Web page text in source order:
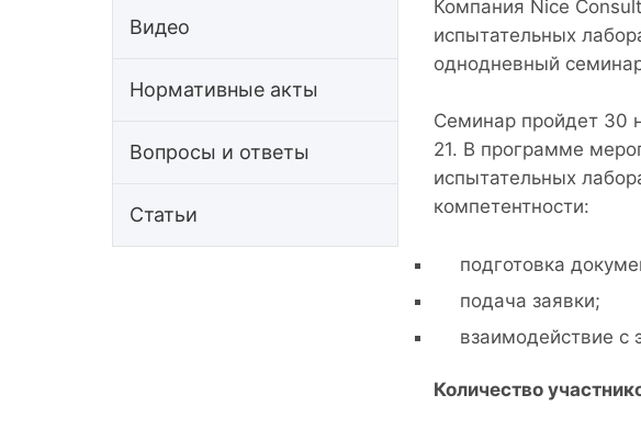
Видео
Нормативные акты
Вопросы и ответы
Статьи
Компания Nice
испытательных
однодневный
Семинар пройдет 30
21. В программе
испытательных
компетентности:
подготовка
подача заявки;
взаимодействие с
Количество